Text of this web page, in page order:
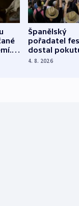
Španělský
pořadatel
dostal
nekalé
4. 8. 2026